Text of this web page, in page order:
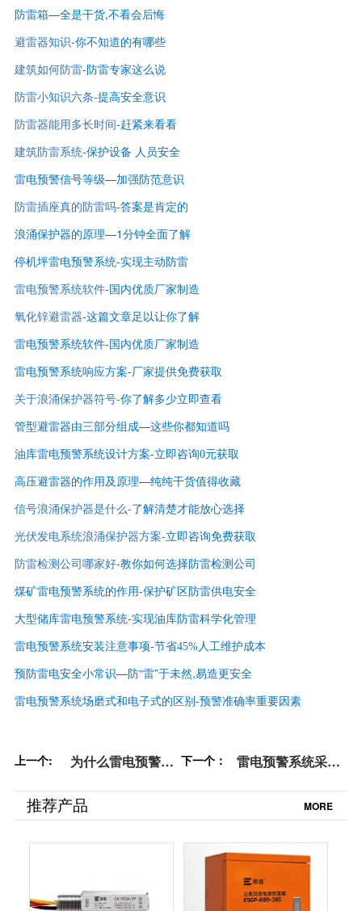
防雷箱—全是干货,不看会后悔
避雷器知识-你不知道的有哪些
建筑如何防雷-防雷专家这么说
防雷小知识六条-提高安全意识
防雷器能用多长时间-赶紧来看看
建筑防雷系统-保护设备 人员安全
雷电预警信号等级—加强防范意识
防雷插座真的防雷吗-答案是肯定的
浪涌保护器的原理—1分钟全面了解
停机坪雷电预警系统-实现主动防雷
雷电预警系统软件-国内优质厂家制造
氧化锌避雷器-这篇文章足以让你了解
雷电预警系统软件-国内优质厂家制造
雷电预警系统响应方案-厂家提供免费获取
关于浪涌保护器符号-你了解多少立即查看
管型避雷器由三部分组成—这些你都知道吗
油库雷电预警系统设计方案-立即咨询0元获取
高压避雷器的作用及原理—纯纯干货值得收藏
信号浪涌保护器是什么-了解清楚才能放心选择
光伏发电系统浪涌保护器方案-立即咨询免费获取
防雷检测公司哪家好-教你如何选择防雷检测公司
煤矿雷电预警系统的作用-保护矿区防雷供电安全
大型储库雷电预警系统-实现油库防雷科学化管理
雷电预警系统安装注意事项-节省45%人工维护成本
预防雷电安全小常识—防“雷”于未然,易造更安全
雷电预警系统场磨式和电子式的区别-预警准确率重要因素
上一个:
为什么雷电预警要
的预警重要设备
【杭州易造】
下一个：
雷电预警系统采购-
【杭州易造】
推荐产品 MORE